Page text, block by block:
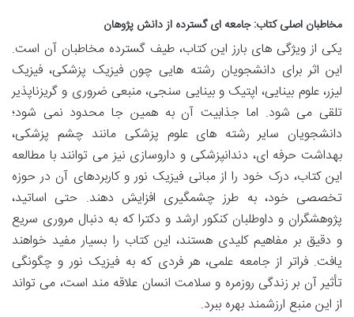
مخاطبان اصلی کتاب: جامعه ای گسترده از دانش پژوهان
یکی از ویژگی های بارز این کتاب، طیف گسترده مخاطبان آن است.
این اثر برای دانشجویان رشته هایی چون فیزیک پزشکی، فیزیک
لیزر، علوم بینایی، اپتیک و بینایی سنجی، منبعی ضروری و گریزناپذیر
تلقی می شود. اما جذابیت آن به همین جا محدود نمی شود؛
دانشجویان سایر رشته های علوم پزشکی مانند چشم پزشکی،
بهداشت حرفه ای، دندانپزشکی و داروسازی نیز می توانند با مطالعه
این کتاب، درک خود را از مبانی فیزیک نور و کاربردهای آن در حوزه
تخصصی خود، به طرز چشمگیری افزایش دهند. حتی اساتید،
پژوهشگران و داوطلبان کنکور ارشد و دکترا که به دنبال مروری سریع
و دقیق بر مفاهیم کلیدی هستند، این کتاب را بسیار مفید خواهند
یافت. فراتر از جامعه علمی، هر فردی که به فیزیک نور و چگونگی
تأثیر آن بر زندگی روزمره و سلامت انسان علاقه مند است، می تواند
از این منبع ارزشمند بهره ببرد.